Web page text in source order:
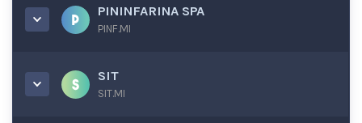
PININFARINA SPA
PINF.MI
SIT
SIT.MI